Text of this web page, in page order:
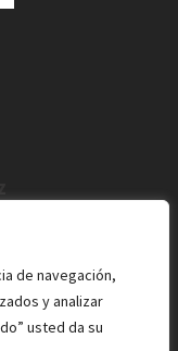
de navegación,
y analizar
usted da su
/Pixel.